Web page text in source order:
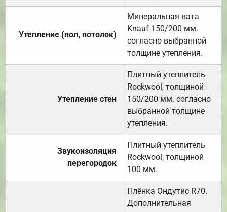
Утепление (пол, потолок)
Минеральная вата
Knauf 150/200 мм.
согласно выбранной
толщине утепления.
Утепление стен
Плитный утеплитель
Rockwool, толщиной
150/200 мм. согласно
выбранной толщине
утепления.
Звукоизоляция
перегородок
Плитный утеплитель
Rockwool, толщиной
100 мм.
Плёнка Ондутис R70.
Дополнительная